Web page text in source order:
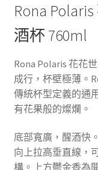
Rona
酒杯 760ml
Rona Polaris 花花
成行，杯壁極薄。
傳統杯型定義的通
有花果般的燦爛。
底部寬廣，醒酒快
向上拉高垂直線，
構。上方鬱金香為